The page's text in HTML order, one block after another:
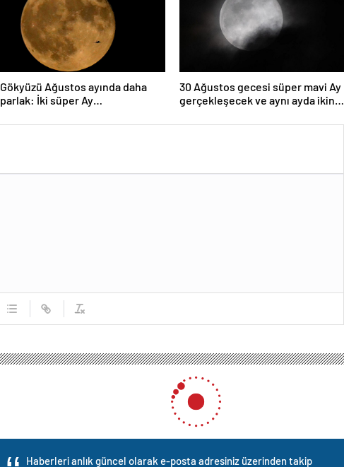
Gökyüzü Ağustos ayında daha
parlak: İki süper Ay
30 Ağustos gecesi süper mavi Ay
gerçekleşecek ve aynı ayda ikinci
Haberleri anlık güncel olarak e-posta adresiniz üzerinden takip